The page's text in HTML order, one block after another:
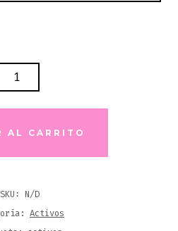
AL CARRITO
SKU: N/D
Activos